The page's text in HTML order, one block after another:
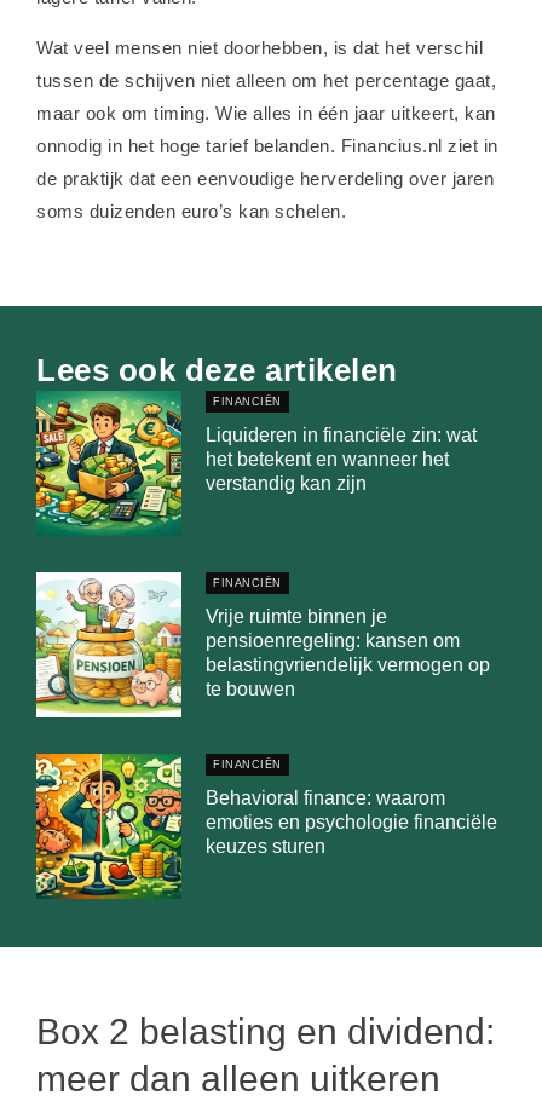
Wat veel mensen niet doorhebben, is dat het verschil
tussen de schijven niet alleen om het percentage gaat,
maar ook om timing. Wie alles in één jaar uitkeert, kan
onnodig in het hoge tarief belanden. Financius.nl ziet in
de praktijk dat een eenvoudige herverdeling over jaren
soms duizenden euro’s kan schelen.
Lees ook deze artikelen
FINANCIËN
Liquideren in financiële zin: wat
het betekent en wanneer het
verstandig kan zijn
FINANCIËN
Vrije ruimte binnen je
pensioenregeling: kansen om
belastingvriendelijk vermogen op
te bouwen
FINANCIËN
Behavioral finance: waarom
emoties en psychologie financiële
keuzes sturen
Box 2 belasting en dividend:
meer dan alleen uitkeren